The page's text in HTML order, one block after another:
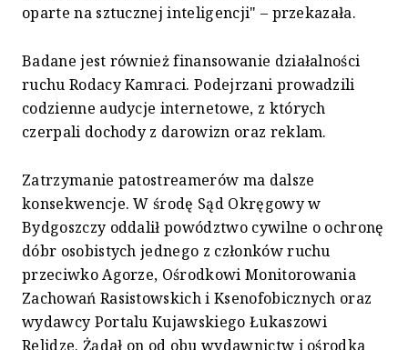
oparte na sztucznej inteligencji" – przekazała.
Badane jest również finansowanie działalności
ruchu Rodacy Kamraci. Podejrzani prowadzili
codzienne audycje internetowe, z których
czerpali dochody z darowizn oraz reklam.
Zatrzymanie patostreamerów ma dalsze
konsekwencje. W środę Sąd Okręgowy w
Bydgoszczy oddalił powództwo cywilne o ochronę
dóbr osobistych jednego z członków ruchu
przeciwko Agorze, Ośrodkowi Monitorowania
Zachowań Rasistowskich i Ksenofobicznych oraz
wydawcy Portalu Kujawskiego Łukaszowi
Relidze. Żądał on od obu wydawnictw i ośrodka